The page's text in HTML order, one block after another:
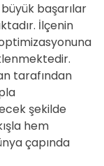
başarılar
İlçenin
tarafından
şekilde
hem
çapında